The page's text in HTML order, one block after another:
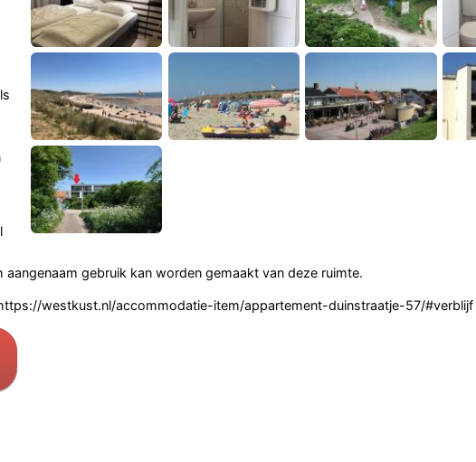
gebruik kan worden gemaakt van deze ruimte.
westkust.nl/accommodatie-item/appartement-duinstraatje-57/#verblijf